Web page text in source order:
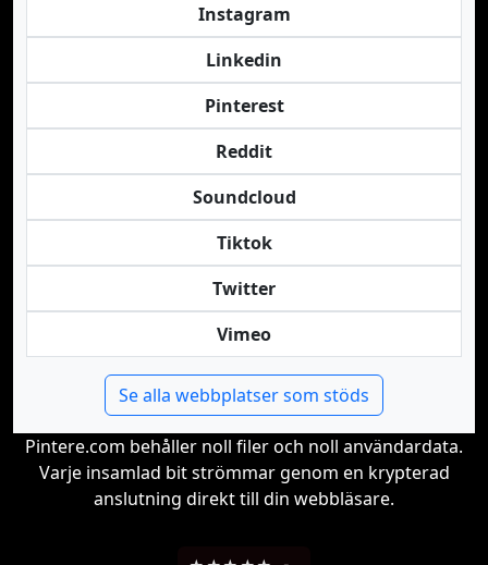
Instagram
Linkedin
Pinterest
Reddit
Soundcloud
Tiktok
Twitter
Vimeo
Se alla webbplatser som stöds
Pintere.com behåller noll filer och noll användardata.
Varje insamlad bit strömmar genom en krypterad
anslutning direkt till din webbläsare.